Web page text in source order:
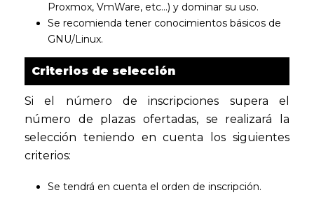
Proxmox, VmWare, etc…) y dominar su uso.
Se recomienda tener conocimientos básicos de
GNU/Linux.
Criterios de selección
Si el número de inscripciones supera el
número de plazas ofertadas, se realizará la
selección teniendo en cuenta los siguientes
criterios:
Se tendrá en cuenta el orden de inscripción.